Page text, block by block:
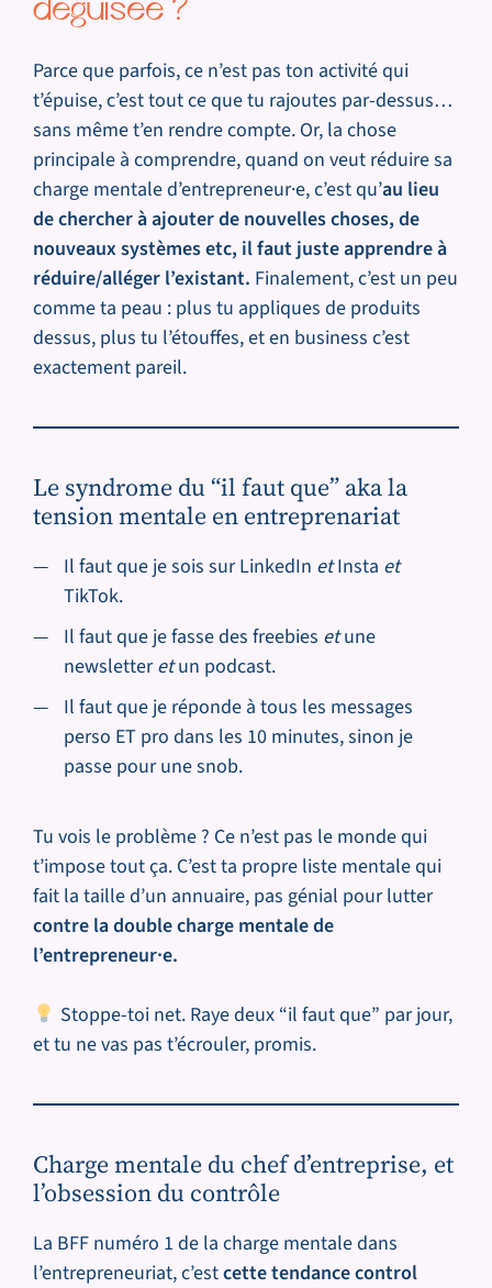
déguisée ?
Parce que parfois, ce n’est pas ton activité qui
t’épuise, c’est tout ce que tu rajoutes par-dessus…
sans même t’en rendre compte. Or, la chose
principale à comprendre, quand on veut réduire sa
charge mentale d’entrepreneur·e, c’est qu’au lieu
de chercher à ajouter de nouvelles choses, de
nouveaux systèmes etc, il faut juste apprendre à
réduire/alléger l’existant. Finalement, c’est un peu
comme ta peau : plus tu appliques de produits
dessus, plus tu l’étouffes, et en business c’est
exactement pareil.
Le syndrome du “il faut que” aka la
tension mentale en entreprenariat
Il faut que je sois sur LinkedIn etInsta et
TikTok.
Il faut que je fasse des freebies etune
newsletteretun podcast.
Il faut que je réponde à tous les messages
perso ET pro dans les 10 minutes, sinon je
passe pour une snob.
Tu vois le problème ? Ce n’est pas le monde qui
t’impose tout ça. C’est ta propre liste mentale qui
fait la taille d’un annuaire, pas génial pour lutter
contre la double charge mentale de
l’entrepreneur·e.
Stoppe-toi net. Raye deux “il faut que” par jour,
et tu ne vas pas t’écrouler, promis.
Charge mentale du chef d’entreprise, et
l’obsession du contrôle
La BFF numéro 1 de la charge mentale dans
l’entrepreneuriat, c’estcette tendance control